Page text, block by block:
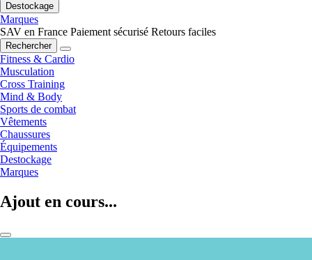
Destockage
Marques
SAV en France Paiement sécurisé Retours faciles
Rechercher
Fitness & Cardio
Musculation
Cross Training
Mind & Body
Sports de combat
Vêtements
Chaussures
Équipements
Destockage
Marques
Ajout en cours...